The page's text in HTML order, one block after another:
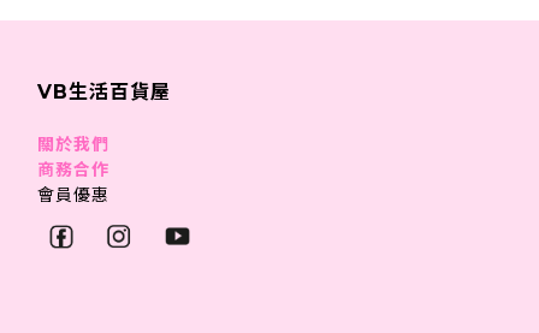
VB生活百貨屋
關於我們
商務合作
會員優惠